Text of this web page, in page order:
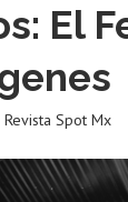
El
Revista Spot Mx